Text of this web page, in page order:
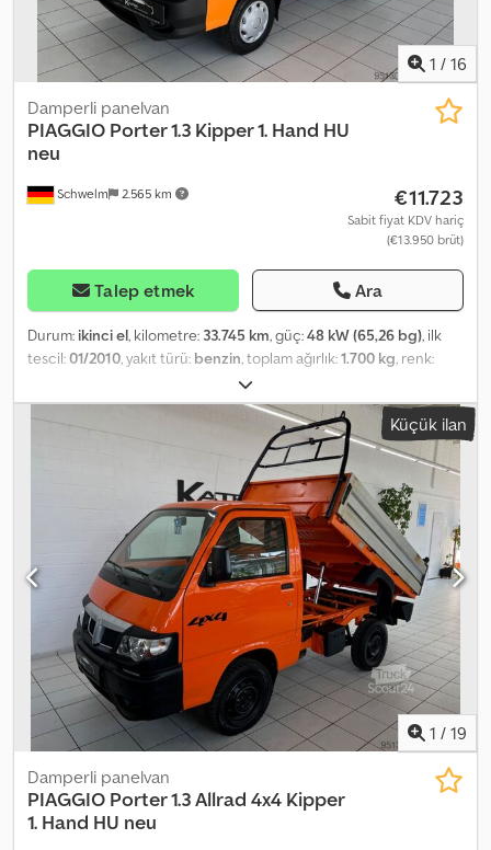
14:00
1 / 16
Schwelm 2.565 km
Damperli panelvan
PIAGGIO Porter 1.3 Kipper 1. Hand HU
neu
€11.723
Sabit fiyat KDV hariç
(€13.950 brüt)
Talep etmek Ara
Durum: ikinci el, kilometre: 33.745 km, güç:48 kW (65,26 bg), ilk
tescil:01/2010, yakıt türü: benzin, toplam ağırlık:1.700 kg, renk:
, emisyon sınıfı:
toplam uzunluk:3.565 mm, toplam genişlik:1.460 mm, toplam
yükseklik:
, Araç Numarası: 12 * Sigara
içilmemiş araç Chodezq Erwspfx Ai Iea * Damperli ---- * Hidrolik
direksiyon * ABS * EURO 4 * Çevre etiketi 4 (Yeşil) * Muayene yeni
* Periyodik bakım yeni * HSN (2.1) 4013 * TSN (2.2) AGN ---- İsteğiniz
üzerine test sürüşü ve seçtiğiniz bir serviste inceleme imkanı
sunulmaktadır. ----96 aya kadar, peşinatsız, cazip koşullarda
finansman imkanı sunulmaktadır!!!! ---- Mevcut aracınızı takas
olarak kabul ederiz! ---- Hatalar, yazım hataları ve önceden satış
olasılığı mahfuzdur... ---- 30 yılı aşkın deneyime sahip otomobil
galerisinden kaliteli ikinci el araç!!! ----Çalışma saatleri: Pazartesi-
Cuma 10:00 - 18:00 ve Cumartesi 10:00 - 14:00
Küçük ilan
1 / 19
Damperli panelvan
PIAGGIO Porter 1.3 Allrad 4x4 Kipper
1. Hand HU neu